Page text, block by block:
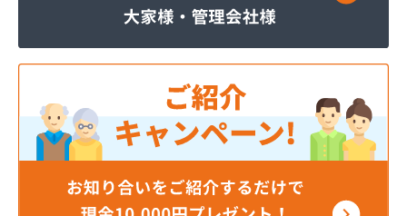
サンダイ燃料店
ジェイエイ・トービス株式会社 名古屋営業所
ダイイチガスコム株式会社 尾張営業所
チリウヒーターサービス
ツバメガス株式会社新城営業所
ニイミガス株式会社
ニイミ産業株式会社 本部・ホームガス
ニイミ産業株式会社 ホームガス 名古屋西営業所